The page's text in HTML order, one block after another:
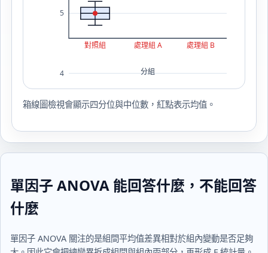
箱線圖檢視會顯示四分位與中位數，紅點表示均值。
單因子 ANOVA 能回答什麼，不能回答
什麼
單因子 ANOVA 關注的是組間平均值差異相對於組內變動是否足夠